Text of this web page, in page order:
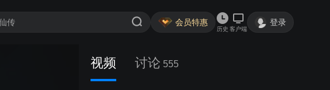
会员特惠
历史 客户端
登录
视频 讨论 555